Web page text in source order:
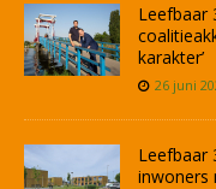
Leefbaar
karakter’
26 juni
Leefbaar
inwoners